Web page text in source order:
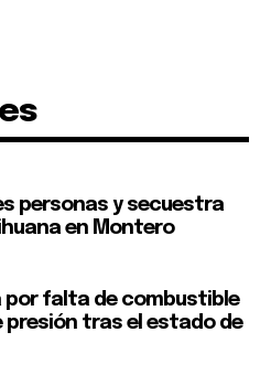
personas y secuestra
en Montero
por falta de combustible
presión tras el estado de